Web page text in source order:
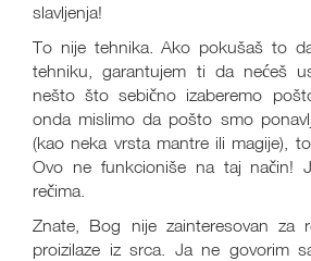
slavljenja!
To nije tehnika. Ako pokušaš to
tehniku, garantujem ti da nećeš
nešto što sebično izaberemo
onda mislimo da pošto smo
(kao neka vrsta mantre ili magije),
Ovo ne funkcioniše na taj način!
rečima.
Znate, Bog nije zainteresovan za
proizilaze iz srca. Ja ne govorim